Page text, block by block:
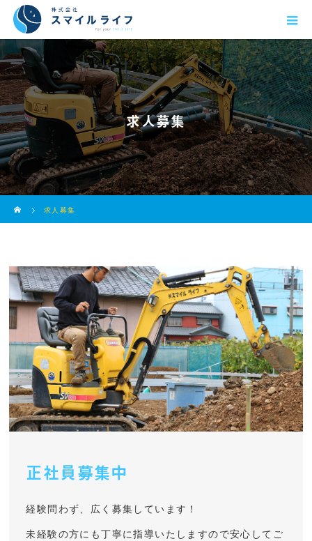
求人募集
求人募集
正社員募集中
経験問わず、広く募集しています！
未経験の方にも丁寧に指導いたしますので安心してご